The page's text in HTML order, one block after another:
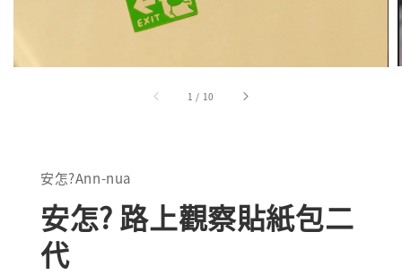
1 / 10
安怎?Ann-nua
安怎? 路上觀察貼紙包二
代